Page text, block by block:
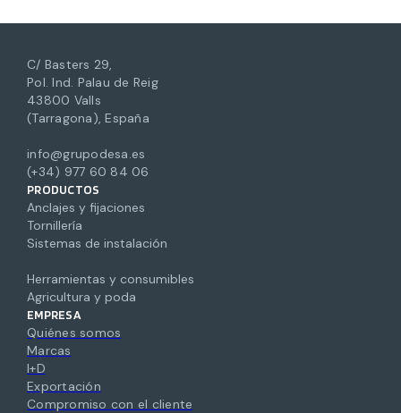
C/ Basters 29,
Pol. Ind. Palau de Reig
43800 Valls
(Tarragona), España
info@grupodesa.es
(+34) 977 60 84 06
PRODUCTOS
Anclajes y fijaciones
Tornillería
Sistemas de instalación
Herramientas y consumibles
Agricultura y poda
EMPRESA
Quiénes somos
Marcas
I+D
Exportación
Compromiso con el cliente